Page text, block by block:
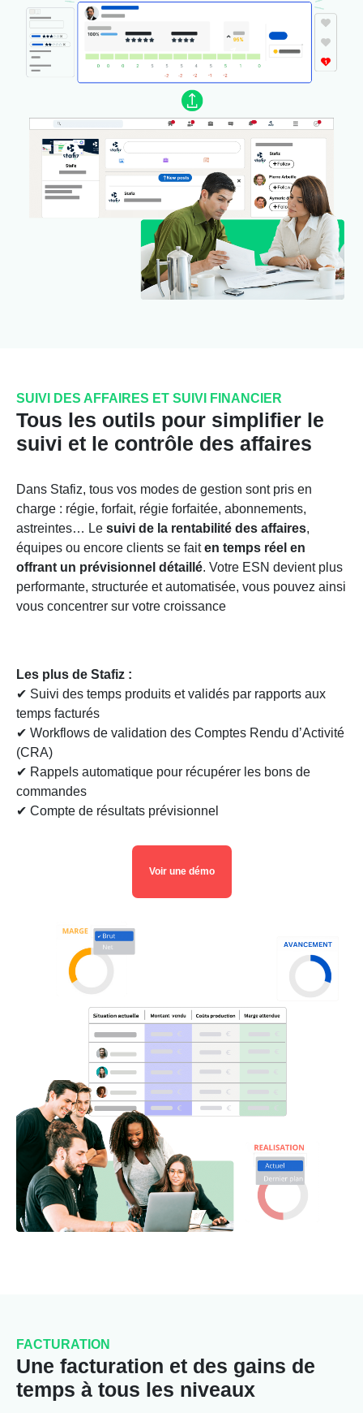
SUIVI DES AFFAIRES ET SUIVI FINANCIER
Tous les outils pour simplifier le
suivi et le contrôle des affaires
Dans Stafiz, tous vos modes de gestion sont pris en
charge : régie, forfait, régie forfaitée, abonnements,
astreintes… Le suivi de la rentabilité des affaires,
équipes ou encore clients se faiten temps réel en
offrant un prévisionnel détaillé. Votre ESN devient plus
performante, structurée et automatisée, vous pouvez ainsi
vous concentrer sur votre croissance
Les plus de Stafiz :
✔ Suivi des temps produits et validés par rapports aux
temps facturés
✔ Workflows de validation des Comptes Rendu d’Activité
(CRA)
✔ Rappels automatique pour récupérer les bons de
commandes
✔ Compte de résultats prévisionnel
Voir une démo
FACTURATION
Une facturation et des gains de
temps à tous les niveaux